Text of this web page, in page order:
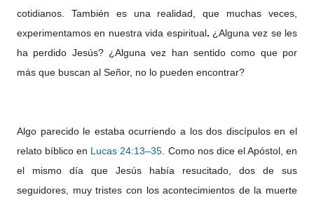
cotidianos. También es una realidad, que muchas veces,
experimentamos en nuestra vida espiritual. ¿Alguna vez se les
ha perdido Jesús? ¿Alguna vez han sentido como que por
más que buscan al Señor, no lo pueden encontrar?
Algo parecido le estaba ocurriendo a los dos discípulos en el
relato bíblico en Lucas 24:13–35 . Como nos dice el Apóstol, en
el mismo día que Jesús había resucitado, dos de sus
seguidores, muy tristes con los acontecimientos de la muerte